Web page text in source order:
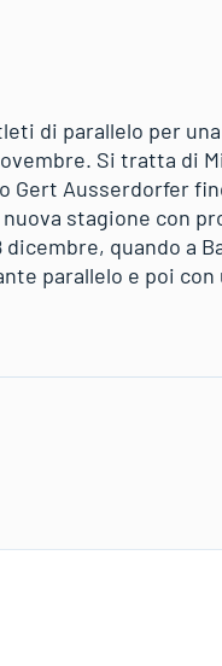
di parallelo per
Si tratta di
Gert Ausserdorfer
stagione con
quando a
parallelo e poi con